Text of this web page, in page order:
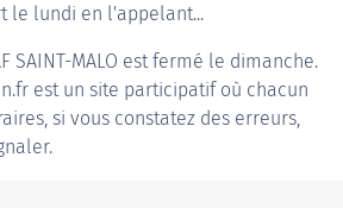
le lundi en l'appelant...
SAINT-MALO est fermé le dimanche.
est un site participatif où chacun
si vous constatez des erreurs,